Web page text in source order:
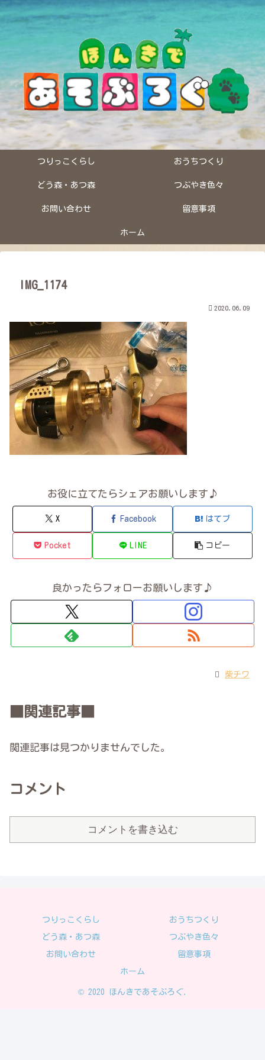
つりっこくらし おうちつくり
どう森・あつ森 つぶやき色々
お問い合わせ 留意事項
ホーム
IMG_1174
2020.06.09
お役に立てたらシェアお願いします♪
X Facebook はてブ
Pocket LINE コピー
良かったらフォローお願いします♪
柴チワ
■関連記事■
関連記事は見つかりませんでした。
コメント
コメントを書き込む
つりっこくらし おうちつくり
どう森・あつ森 つぶやき色々
お問い合わせ 留意事項
ホーム
© 2020 ほんきであそぶろぐ.